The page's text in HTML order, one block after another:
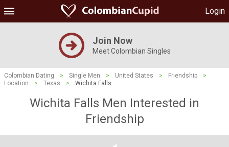
Login
Join Now
Meet Colombian Singles
Colombian Dating > Single Men > United States > Friendship
>
Location
> Texas > Wichita Falls
Wichita Falls Men Interested in
Friendship